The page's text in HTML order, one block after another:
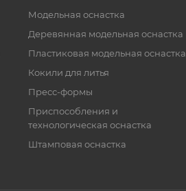
Модельная оснастка
Деревянная модельная оснастка
Пластиковая модельная оснастка
Кокили для литья
Пресс-формы
Приспособления и
технологическая оснастка
Штамповая оснастка